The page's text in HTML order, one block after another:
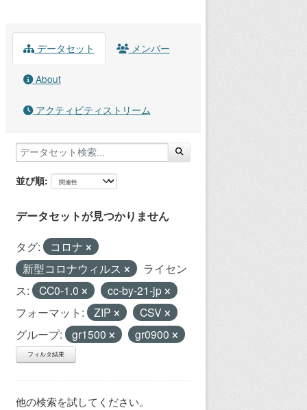
データセット メンバー
About
アクティビティストリーム
並び順
データセットが見つかりません
タグ:
コロナ
新型コロナウィルス
ライセン
ス:
CC0-1.0
cc-by-21-jp
フォーマット:
ZIP
CSV
グループ:
gr1500 gr0900
フィルタ結果
他の検索を試してください。